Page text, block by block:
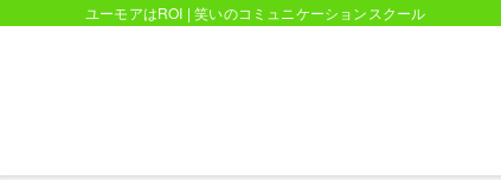
ユーモアはROI | 笑いのコミュニケーションスクール